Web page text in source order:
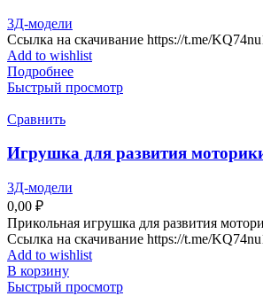
3Д-модели
Ссылка на скачивание https://t.me/
Add to wishlist
Подробнее
Быстрый просмотр
Сравнить
Игрушка для развития
3Д-модели
0,00 ₽
Прикольная игрушка для развития
Ссылка на скачивание https://t.me/
Add to wishlist
В корзину
Быстрый просмотр